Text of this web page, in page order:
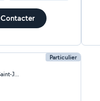
Contacter
Particulier
Pamiers (Jeu du Mail-Lestang-Saint-Jean)